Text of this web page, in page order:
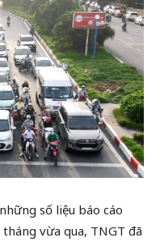
số liệu báo cáo
vừa qua, TNGT đã